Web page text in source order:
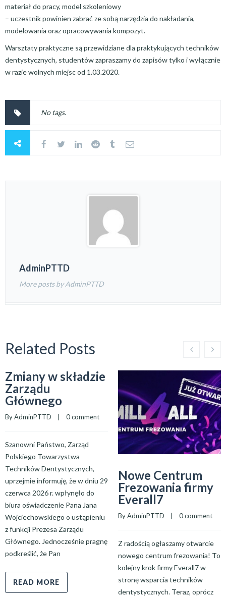
materiał do pracy, model szkoleniowy
– uczestnik powinien zabrać ze sobą narzędzia do nakładania,
modelowania oraz opracowywania kompozyt.
Warsztaty praktyczne są przewidziane dla praktykujących techników
dentystycznych, studentów zapraszamy do zapisów tylko i wyłącznie
w razie wolnych miejsc od 1.03.2020.
No tags.
AdminPTTD
More posts by AdminPTTD
Related Posts
Zmiany w składzie
Zarządu
Głównego
By AdminPTTD 0 comment
Szanowni Państwo, Zarząd
Polskiego Towarzystwa
Techników Dentystycznych,
uprzejmie informuję, że w dniu 29
czerwca 2026 r. wpłynęło do
biura oświadczenie Pana Jana
Wojciechowskiego o ustąpieniu
z funkcji Prezesa Zarządu
Głównego. Jednocześnie pragnę
podkreślić, że Pan
READ MORE
Nowe Centrum
Frezowania firmy
Everall7
By AdminPTTD 0 comment
Z radością ogłaszamy otwarcie
nowego centrum frezowania! To
kolejny krok firmy Everall7 w
stronę wsparcia techników
dentystycznych. Teraz, oprócz